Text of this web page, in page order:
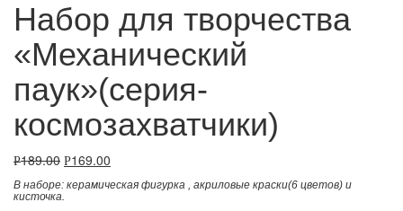
Набор для творчества
«Механический
паук»(серия-
космозахватчики)
Р189.00 Р169.00
В наборе: керамическая фигурка , акриловые краски(6 цветов) и
кисточка.